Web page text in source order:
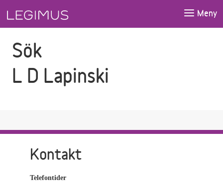
Meny
Sök
L D Lapinski
Kontakt
Telefontider